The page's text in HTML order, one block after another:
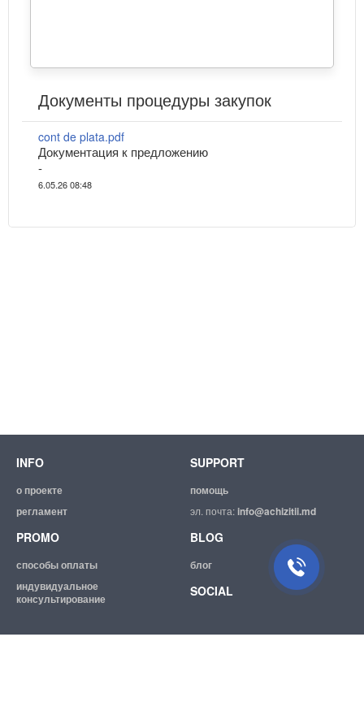
Документы процедуры закупок
cont de plata.pdf
Документация к предложению
-
6.05.26 08:48
INFO
о проекте
регламент
SUPPORT
помощь
эл. почта:info@achizitii.md
PROMO
способы оплаты
индувидуальное
консультирование
BLOG
блог
SOCIAL